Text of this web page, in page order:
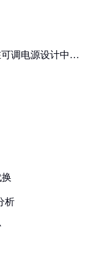
调电源设计中的
析